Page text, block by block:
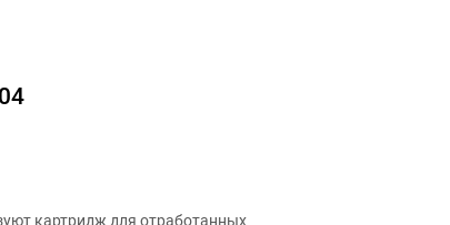
картридж для отработанных